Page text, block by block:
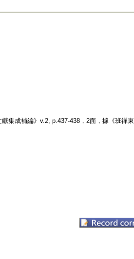
集成補編》v.2, p.437-438，2面，據《班禪